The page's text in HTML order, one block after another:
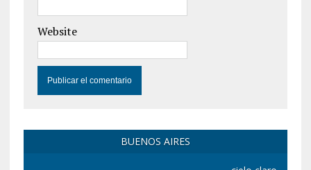
Website
BUENOS AIRES